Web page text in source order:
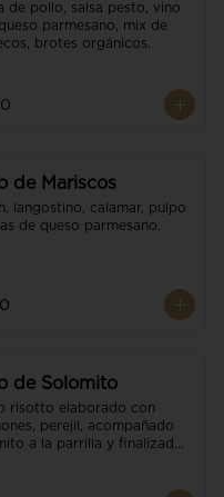
de pollo, salsa pesto, vino
parmesano, mix de
brotes orgánicos.
de Mariscos
langostino, calamar, pulpo
de queso parmesano.
de Solomito
risotto elaborado con
perejil, acompañado
a la parrilla y finalizado